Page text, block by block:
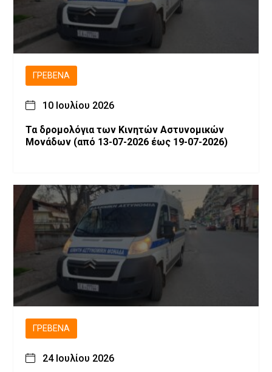
ΓΡΕΒΕΝΆ
10 Ιουλίου 2026
Τα δρομολόγια των Κινητών Αστυνομικών
Μονάδων (από 13-07-2026 έως 19-07-2026)
ΓΡΕΒΕΝΆ
24 Ιουλίου 2026